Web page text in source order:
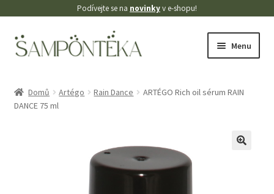
Podívejte se na novinkyv e-shopu!
Přeskočit
na
Přejít
k
Menu
Blog
Domů Artégo Rain Dance
ARTÉGO Rich oil sérum RAIN
DANCE 75 ml